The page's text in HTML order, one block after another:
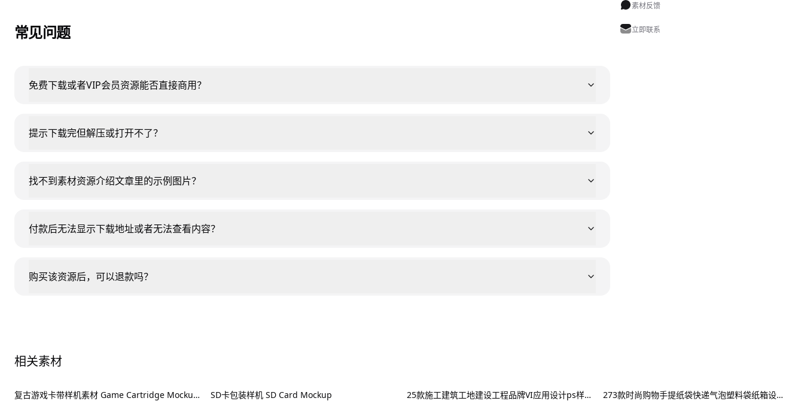
常见问题
免费下载或者VIP会员资源能否直接商用？
提示下载完但解压或打开不了？
找不到素材资源介绍文章里的示例图片？
付款后无法显示下载地址或者无法查看内容？
购买该资源后，可以退款吗？
素材反馈
立即联系
相关素材
复古游戏卡带样机素材 Game Cartridge Mockup Bundle Retro
SD卡包装样机 SD Card Mockup
25款施工建筑工地建设工程品牌VI应用设计ps样机素材展示效果图 25x Construction Mockup Bundle Vol.02
273款时尚购物手提纸袋快递气泡塑料袋纸箱设计贴图PSD样机 Printhouse Mockups Bundle v.1